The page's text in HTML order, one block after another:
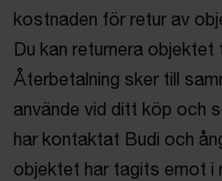
kostnaden för retur av
Du kan returnera objektet
Återbetalning sker till
använde vid ditt köp och
har kontaktat Budi och
objektet har tagits emot i